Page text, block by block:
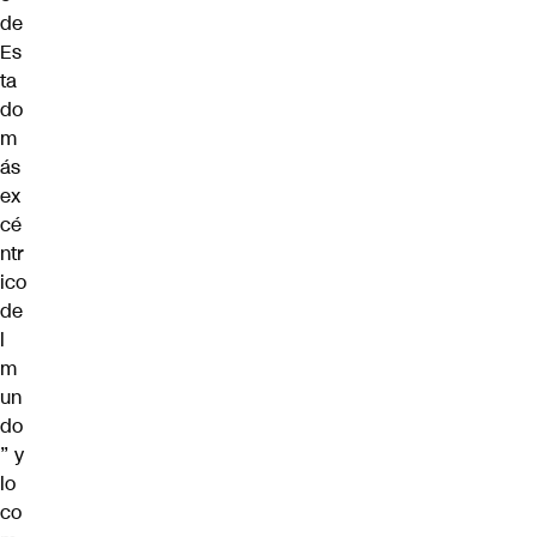
de
Es
ta
do
m
ás
ex
cé
ntr
ico
de
l
m
un
do
” y
lo
co